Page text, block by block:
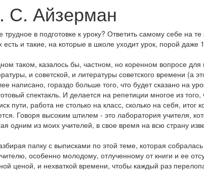
С. Айзерман
трудное в подготовке к уроку? Ответить самому себе на
есть и такие, на которые в школе уходит урок, порой
таком, казалось бы, частном, но коренном вопросе
и советской, и литературы советского времени (а
написано, гораздо больше того, что будет сказано на
спектакль. И делается на репетиции многое из
пути, работа не столько на класс, сколько на себя, итог
Говоря высоким штилем - это лаборатория учителя,
одним из моих учителей, в свое время на всю страну
папку с выписками по этой теме, которая
особенно молодому, отлученному от книги и ее
ценой, и нехваткой времени, чтобы каждый раз